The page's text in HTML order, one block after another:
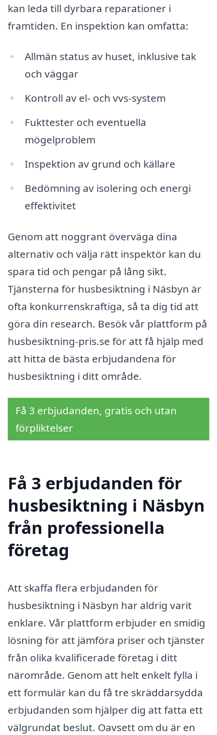
kan leda till dyrbara reparationer i
framtiden. En inspektion kan omfatta:
Allmän status av huset, inklusive tak
och väggar
Kontroll av el- och vvs-system
Fukttester och eventuella
mögelproblem
Inspektion av grund och källare
Bedömning av isolering och energi
effektivitet
Genom att noggrant överväga dina
alternativ och välja rätt inspektör kan du
spara tid och pengar på lång sikt.
Tjänsterna för husbesiktning i Näsbyn är
ofta konkurrenskraftiga, så ta dig tid att
göra din research. Besök vår plattform på
husbesiktning-pris.se för att få hjälp med
att hitta de bästa erbjudandena för
husbesiktning i ditt område.
Få 3 erbjudanden, gratis och utan
förpliktelser
Få 3 erbjudanden för
husbesiktning i Näsbyn
från professionella
företag
Att skaffa flera erbjudanden för
husbesiktning i Näsbyn har aldrig varit
enklare. Vår plattform erbjuder en smidig
lösning för att jämföra priser och tjänster
från olika kvalificerade företag i ditt
närområde. Genom att helt enkelt fylla i
ett formulär kan du få tre skräddarsydda
erbjudanden som hjälper dig att fatta ett
välgrundat beslut. Oavsett om du är en